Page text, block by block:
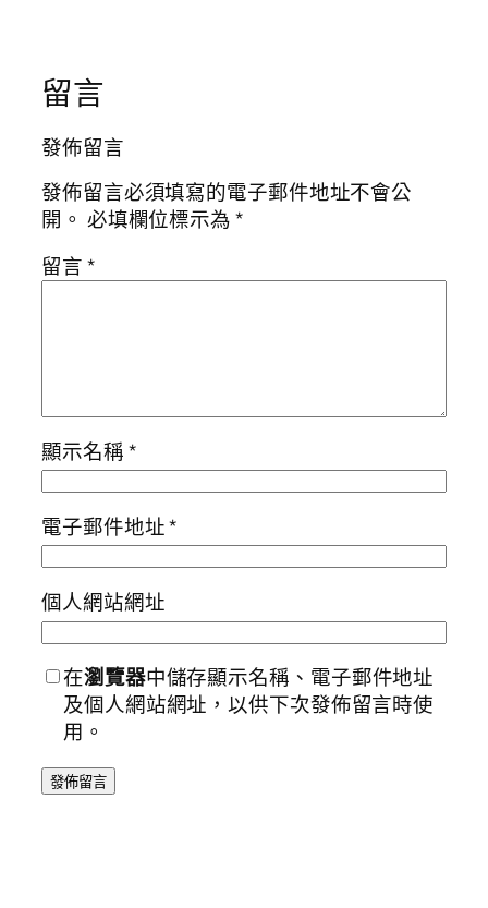
留言
發佈留言
發佈留言必須填寫的電子郵件地址不會公
開。 必填欄位標示為*
留言*
顯示名稱*
電子郵件地址*
個人網站網址
在瀏覽器中儲存顯示名稱、電子郵件地址
及個人網站網址，以供下次發佈留言時使
用。